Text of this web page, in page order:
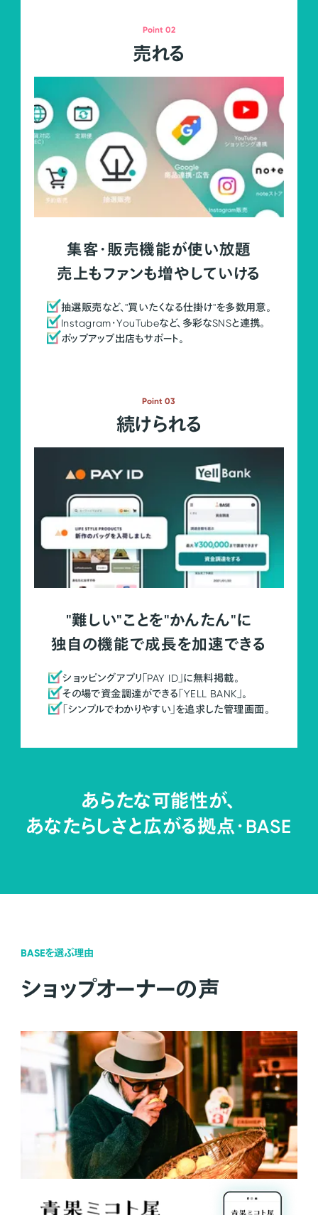
Point 02
売れる
集客・販売機能が使い放題
売上もファンも増やしていける
抽選販売など、"買いたくなる仕掛け"を多数用意。
Instagram・YouTubeなど、多彩なSNSと連携。
ポップアップ出店もサポート。
Point 03
続けられる
"難しい"ことを"かんたん"に
独自の機能で成長を加速できる
ショッピングアプリ「PAY ID」に無料掲載。
その場で資金調達ができる「YELL BANK」。
「シンプルでわかりやすい」を追求した管理画面。
あらたな可能性が、
あなたらしさと広がる拠点・BASE
BASEを選ぶ理由
ショップオーナーの声